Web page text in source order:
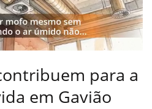
para a
em Gavião